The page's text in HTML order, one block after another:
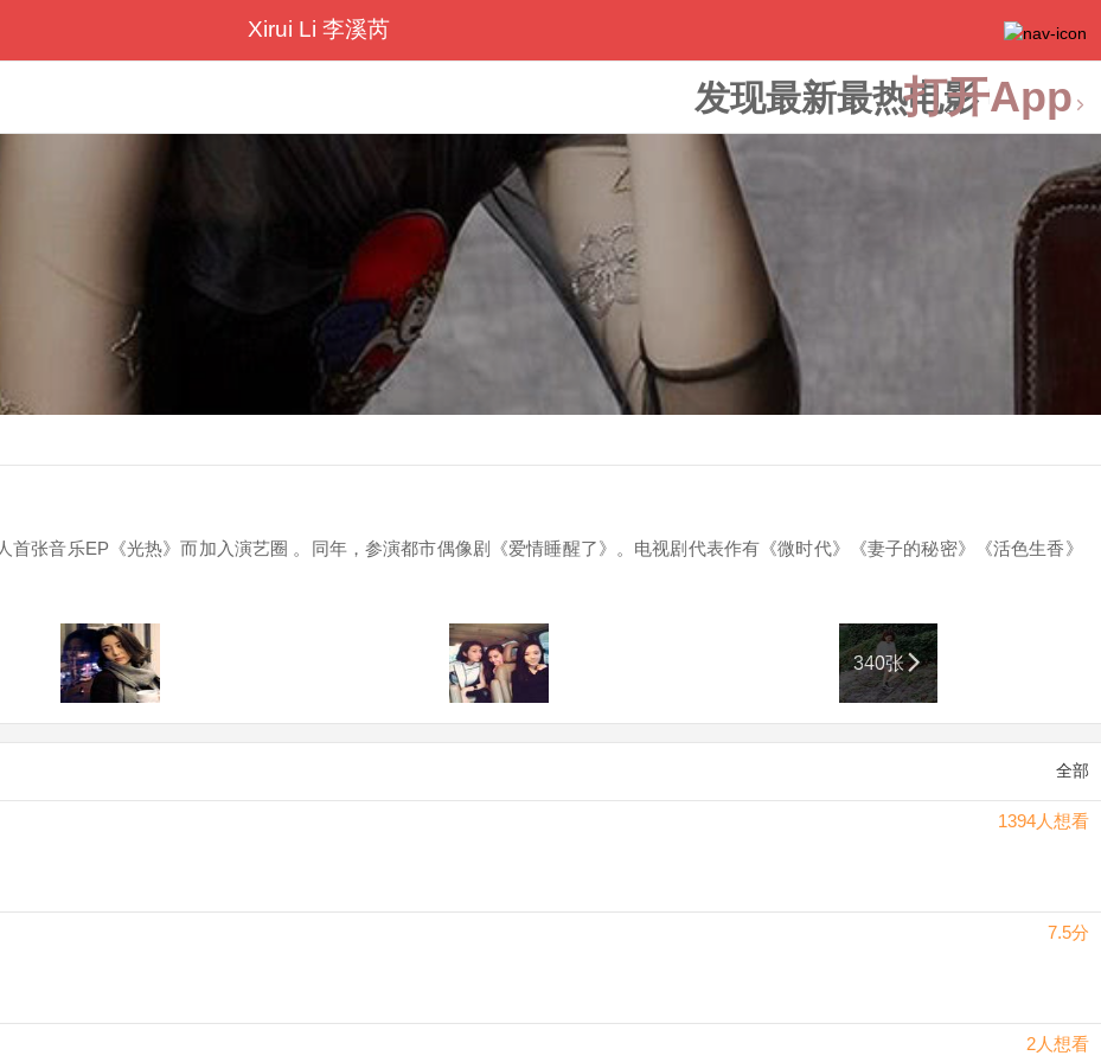
Xirui Li 李溪芮
发现最新最热电影打开App
张音乐EP《光热》而加入演艺圈 。同年，参演都市偶像剧《爱情睡醒了》。电视剧代表作有《微时代》《妻子的秘密》《活色生香》
340张
全部
1394人想看
7.5分
2人想看